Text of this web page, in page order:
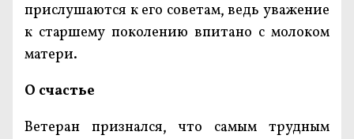
прислушаются к его советам, ведь уважение
к старшему поколению впитано с молоком
матери.
О счастье
Ветеран признался, что самым трудным